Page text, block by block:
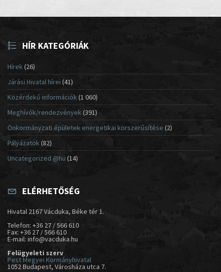
HÍR KATEGÓRIÁK
Hírek(26)
Járási Hivatal hírei (41)
Közérdekű információk(1 060)
Meghívók/rendezvények (391)
Önkormányzati épületek energetikai korszerűsítése (2)
Pályázatok (82)
Uncategorized @hu (14)
ELÉRHETŐSÉG
Hivatal 2167 Vácduka, Béke tér 1.
Telefon: +36 27 / 566 610
Fax: +36 27 / 566 610
E-mail: info@vacduka.hu
Felügyeleti szerv
Pest Megyei Kormányhivatal
1052 Budapest, Városháza utca 7.